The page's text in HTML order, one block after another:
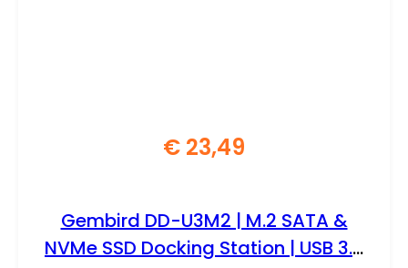
€ 23,49
Gembird DD-U3M2 | M.2 SATA &
NVMe SSD Docking Station | USB 3.2